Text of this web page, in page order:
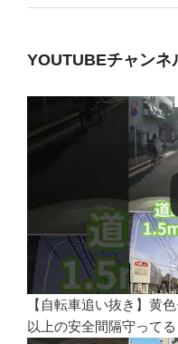
YOUTUBEチャンネ
【自転車追い抜き】黄
以上の安全間隔守って